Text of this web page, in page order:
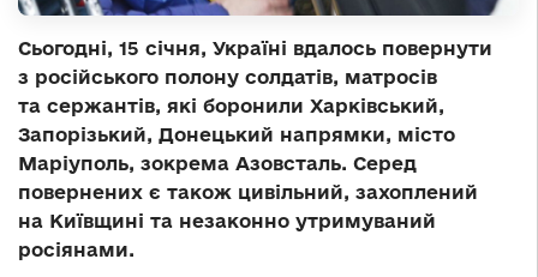
Сьогодні, 15 січня, Україні вдалось повернути
з російського полону солдатів, матросів
та сержантів, які боронили Харківський,
Запорізький, Донецький напрямки, місто
Маріуполь, зокрема Азовсталь. Серед
повернених є також цивільний, захоплений
на Київщині та незаконно утримуваний
росіянами.